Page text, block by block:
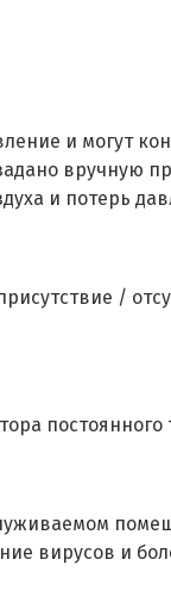
и могут
вручную
и потерь
/
вирусов и